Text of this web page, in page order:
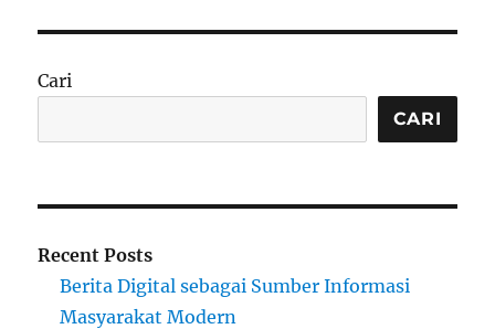
Cari
CARI
Recent Posts
Berita Digital sebagai Sumber Informasi
Masyarakat Modern